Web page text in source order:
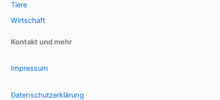
Tiere
Wirtschaft
Kontakt und mehr
Impressum
Datenschutzerklärung